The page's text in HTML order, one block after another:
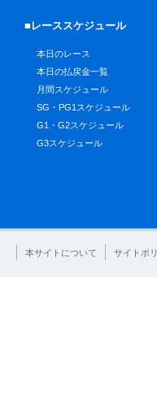
■レーススケジュール
本日のレース
本日の払戻金一覧
月間スケジュール
SG・PG1スケジュール
G1・G2スケジュール
G3スケジュール
本サイトについて サイトポ